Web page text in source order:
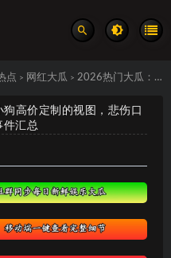
点 > 网红大瓜 > 2026热门大瓜：微博悲伤口袋小狗高价定制的视图，悲伤口袋土豪定制的视频与图片 真实事件汇总
高价定制的视图，悲伤口
件汇总